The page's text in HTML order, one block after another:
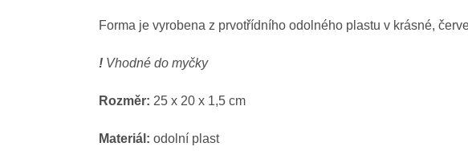
Forma je vyrobena z prvotřídního odolného plastu v krásné,
! Vhodné do myčky
Rozměr: 25 x 20 x 1,5 cm
Materiál: odolní plast